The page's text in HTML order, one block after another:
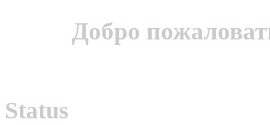
Добро
Status